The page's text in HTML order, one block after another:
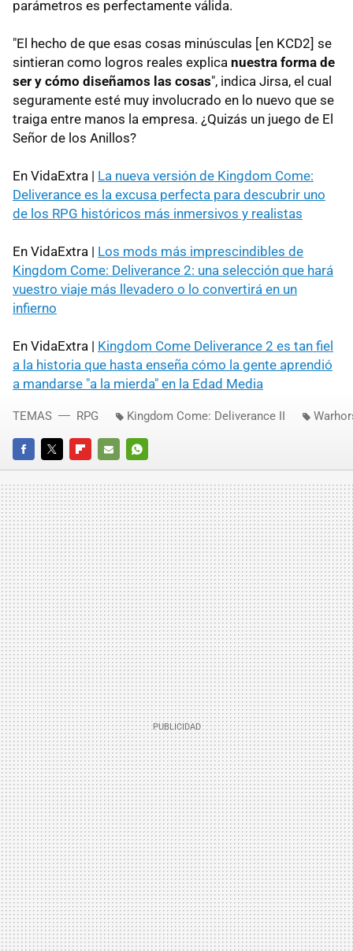
parámetros es perfectamente válida.
"El hecho de que esas cosas minúsculas [en KCD2] se
sintieran como logros reales explica nuestra forma de
ser y cómo diseñamos las cosas", indica Jirsa, el cual
seguramente esté muy involucrado en lo nuevo que se
traiga entre manos la empresa. ¿Quizás un juego de El
Señor de los Anillos?
En VidaExtra | La nueva versión de Kingdom Come:
Deliverance es la excusa perfecta para descubrir uno
de los RPG históricos más inmersivos y realistas
En VidaExtra | Los mods más imprescindibles de
Kingdom Come: Deliverance 2: una selección que hará
vuestro viaje más llevadero o lo convertirá en un
infierno
En VidaExtra | Kingdom Come Deliverance 2 es tan fiel
a la historia que hasta enseña cómo la gente aprendió
a mandarse "a la mierda" en la Edad Media
FACEBOOKTWITTERFLIPBOARD
E-
MAIL
WHATSAPP
TEMAS RPG Kingdom Come: Deliverance II